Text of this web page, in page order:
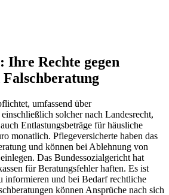
Ihre Rechte gegen